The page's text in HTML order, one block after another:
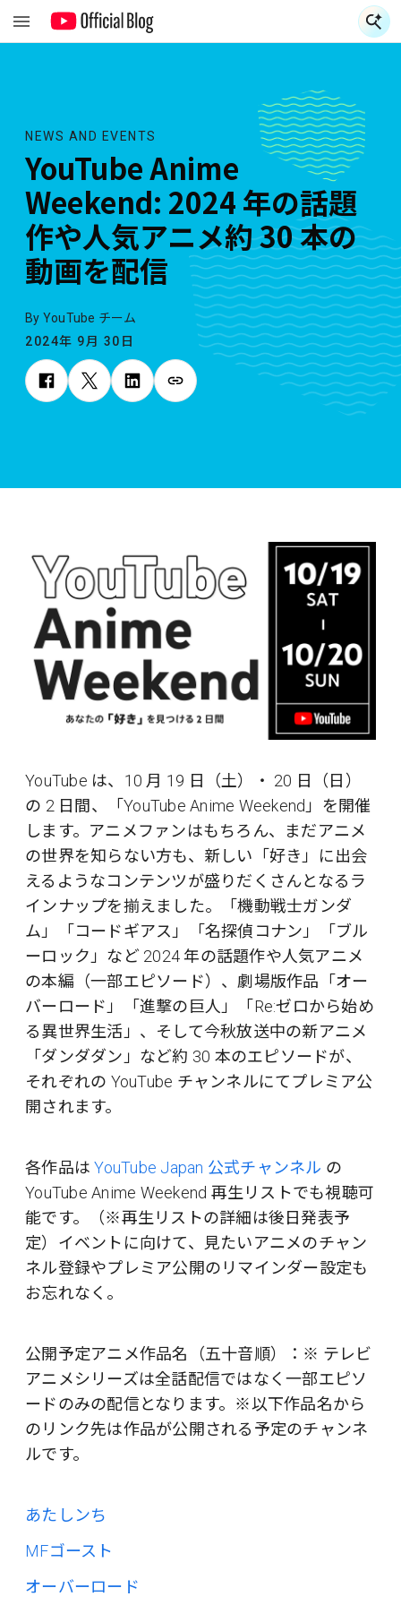
NEWS AND EVENTS
YouTube Anime
Weekend: 2024 年の話題
作や人気アニメ約 30 本の
動画を配信
By YouTube チーム
2024年 9月 30日
YouTube は、10 月 19 日（土）・ 20 日（日）
の 2 日間、「YouTube Anime Weekend」を開催
します。アニメファンはもちろん、まだアニメ
の世界を知らない方も、新しい「好き」に出会
えるようなコンテンツが盛りだくさんとなるラ
インナップを揃えました。「機動戦士ガンダ
ム」「コードギアス」「名探偵コナン」「ブル
ーロック」など 2024 年の話題作や人気アニメ
の本編（一部エピソード）、劇場版作品「オー
バーロード」「進撃の巨人」「Re:ゼロから始め
る異世界生活」、そして今秋放送中の新アニメ
「ダンダダン」など約 30 本のエピソードが、
それぞれの YouTube チャンネルにてプレミア公
開されます。
各作品はYouTube Japan 公式チャンネル の
YouTube Anime Weekend 再生リストでも視聴可
能です。（※再生リストの詳細は後日発表予
定）イベントに向けて、見たいアニメのチャン
ネル登録やプレミア公開のリマインダー設定も
お忘れなく。
公開予定アニメ作品名（五十音順）：※ テレビ
アニメシリーズは全話配信ではなく一部エピソ
ードのみの配信となります。※以下作品名から
のリンク先は作品が公開される予定のチャンネ
ルです。
あたしンち
MFゴースト
オーバーロード